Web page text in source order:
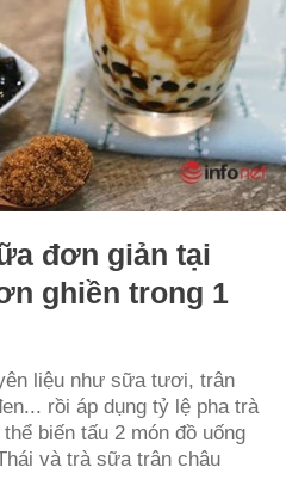
đơn giản tại
ghiền trong 1
liệu như sữa tươi, trân
rồi áp dụng tỷ lệ pha trà
biến tấu 2 món đồ uống
và trà sữa trân châu